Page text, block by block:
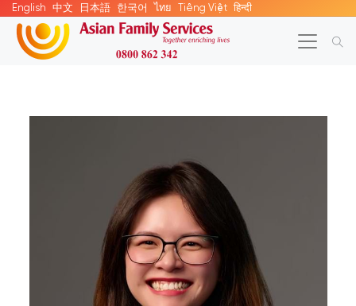
English 中文 日本語 한국어 ไทย Tiếng Việt हिन्दी